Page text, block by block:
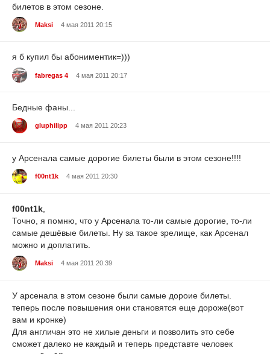
билетов в этом сезоне.
Maksi 4 мая 2011 20:15
я б купил бы абониментик=)))
fabregas 4 4 мая 2011 20:17
Бедные фаны...
gluphilipp 4 мая 2011 20:23
у Арсенала самые дорогие билеты были в этом сезоне!!!!
f00nt1k 4 мая 2011 20:30
f00nt1k
Точно, я помню, что у Арсенала то-ли самые дорогие, то-ли
самые дешёвые билеты. Ну за такое зрелище, как Арсенал
можно и доплатить.
Maksi 4 мая 2011 20:39
У арсенала в этом сезоне были самые дороие билеты.
теперь после повышения они становятся еще дороже(вот
вам и кронке)
Для англичан это не хилые деньги и позволить это себе
сможет далеко не каждый и теперь представте человек